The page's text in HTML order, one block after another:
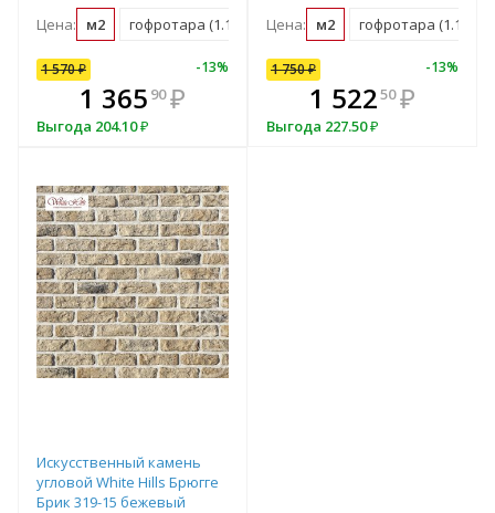
Цена: м2 гофротара (1.16 м2) мастербокс (38 м2)
1 570₽ -13%
1 365 90 ₽
Выгода 204.10₽
В комплекте
всегда выгоднее!
Цена: м2 гофротара (1.16 м2)
7% 1 750 -
1 57500
Выгода175
1 750₽ -13%
1 52250 ₽
Выгода 227.50₽
Искусственный камень
угловой White Hills Брюгге
Брик 319-15 бежевый